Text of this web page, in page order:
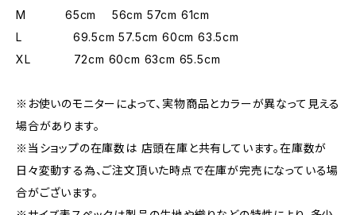
M 65cm 56cm 57cm 61cm
L 69.5cm 57.5cm 60cm 63.5cm
XL 72cm 60cm 63cm 65.5cm
※お使いのモニターによって、実物商品とカラーが異なって見える
場合があります。
※当ショップの在庫数は 店頭在庫と共有しています。在庫数が
日々変動する為、ご注文頂いた時点で在庫が完売になっている場
合がございます。